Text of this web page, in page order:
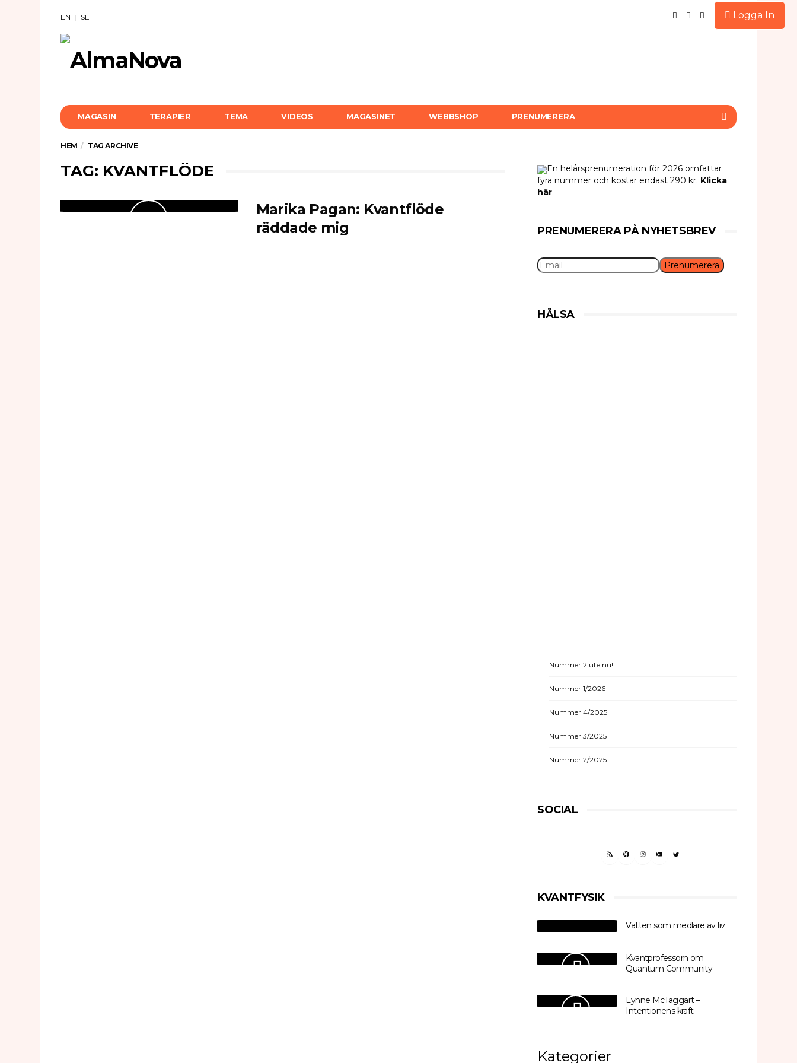
EN SE
MAGASIN TERAPIER TEMA VIDEOS MAGASINET WEBBSHOP PRENUMERERA
HEM TAG ARCHIVE
TAG: KVANTFLÖDE
Marika Pagan: Kvantflöde
räddade mig
En helårsprenumeration för 2026 omfattar
fyra nummer och kostar endast 290 kr. Klicka
här
PRENUMERERA PÅ NYHETSBREV
HÄLSA
Nummer 2 ute nu!
Nummer 1/2026
Nummer 4/2025
Nummer 3/2025
Nummer 2/2025
SOCIAL
RSS FEEDFACEBOOK
INSTAGRAM
YOUTUBETWITTER
KVANTFYSIK
Vatten som medlare av liv
Kvantprofessorn om
Quantum Community
Lynne McTaggart –
Intentionens kraft
Kategorier
Logga In